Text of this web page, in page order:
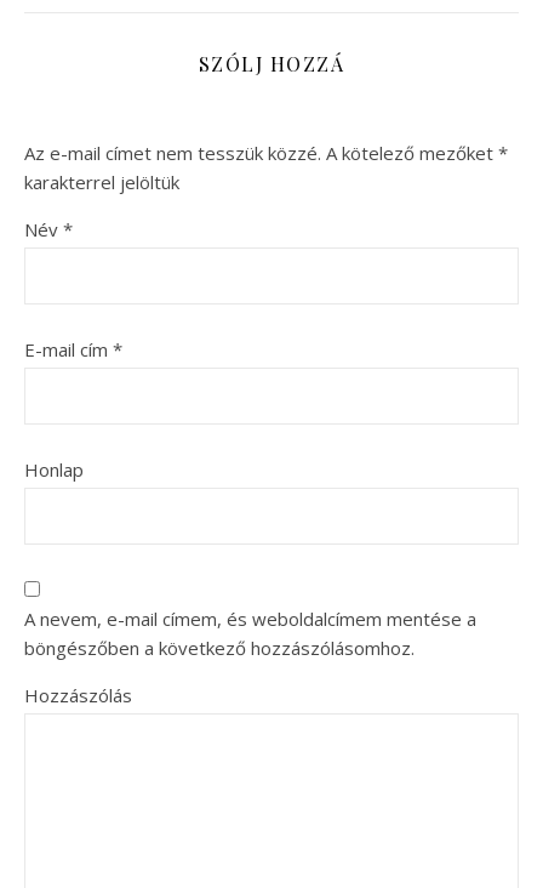
SZÓLJ HOZZÁ
Az e-mail címet nem tesszük közzé. A kötelező mezőket *
karakterrel jelöltük
Név *
E-mail cím *
Honlap
A nevem, e-mail címem, és weboldalcímem mentése a
böngészőben a következő hozzászólásomhoz.
Hozzászólás